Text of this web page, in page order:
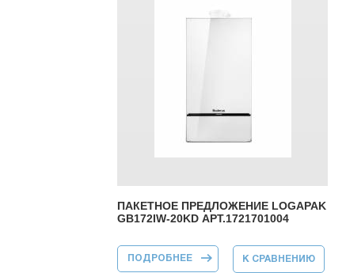
ПАКЕТНОЕ ПРЕДЛОЖЕНИЕ LOGAPAK
GB172IW-20KD АРТ.1721701004
К СРАВНЕНИЮ
ПОДРОБНЕЕ О ПАКЕТНОЕ
ПРЕДЛОЖЕНИЕ